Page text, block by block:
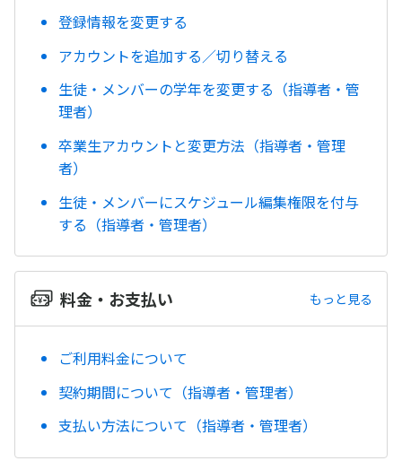
登録情報を変更する
アカウントを追加する／切り替える
生徒・メンバーの学年を変更する（指導者・管
理者）
卒業生アカウントと変更方法（指導者・管理
者）
生徒・メンバーにスケジュール編集権限を付与
する（指導者・管理者）
料金・お支払い もっと見る
ご利用料金について
契約期間について（指導者・管理者）
支払い方法について（指導者・管理者）